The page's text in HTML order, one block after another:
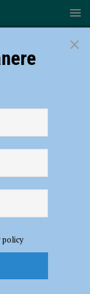
pro-Pal:
due anni”
“Fact-
×
policy